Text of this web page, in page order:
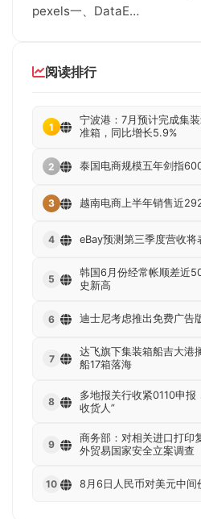
pexels一、DataE…
阅读排行
1
宁波港：7月预计完成集
准箱，同比增长5.9%
2 泰国电商规模五年剑指
3 越南电商上半年销售近
4 eBay预测第三季度营收将
5
韩国6月份经常帐顺差近
史新高
6 迪士尼考虑推出免费广告
7
达飞旗下集装箱船吉大港
船17箱落海
8
多地报关行收紧0110申报
收货人”
9
商务部：对相关进口打印
外贸易国家安全立案调查
10 8月6日人民币对美元中间